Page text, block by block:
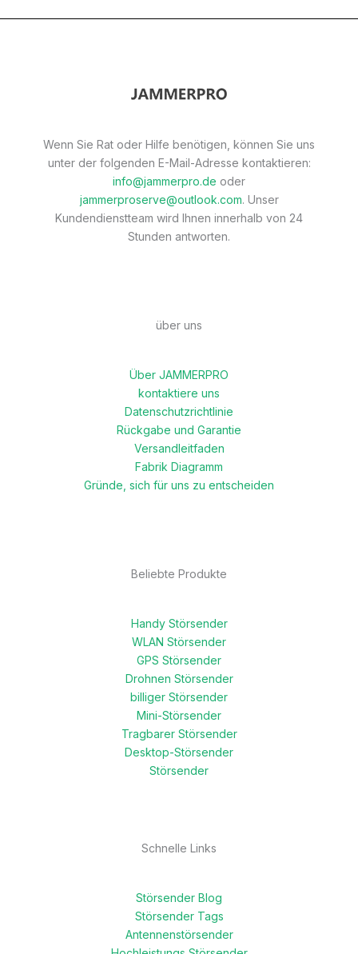
Wenn Sie Rat oder Hilfe benötigen, können Sie uns
unter der folgenden E-Mail-Adresse kontaktieren:
info@jammerpro.de oder
jammerproserve@outlook.com. Unser
Kundendienstteam wird Ihnen innerhalb von 24
Stunden antworten.
über uns
Über JAMMERPRO
kontaktiere uns
Datenschutzrichtlinie
Rückgabe und Garantie
Versandleitfaden
Fabrik Diagramm
Gründe, sich für uns zu entscheiden
Beliebte Produkte
Handy Störsender
WLAN Störsender
GPS Störsender
Drohnen Störsender
billiger Störsender
Mini-Störsender
Tragbarer Störsender
Desktop-Störsender
Störsender
Schnelle Links
Störsender Blog
Störsender Tags
Antennenstörsender